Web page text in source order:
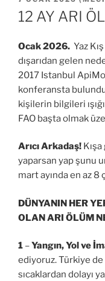
TARIHI
12 AY ARI
Ocak 2026. Yaz
dışarıdan gelen
2017 Istanbul
konferansta
kişilerin bilgileri
FAO başta olmak
Arıcı Arkadaş!
yaparsan yap şunu
mart ayında en az 8
DÜNYANIN HER
OLAN ARI ÖLÜM
1 –Yangın, Yol ve
ediyoruz. Türkiye
sıcaklardan dolayı